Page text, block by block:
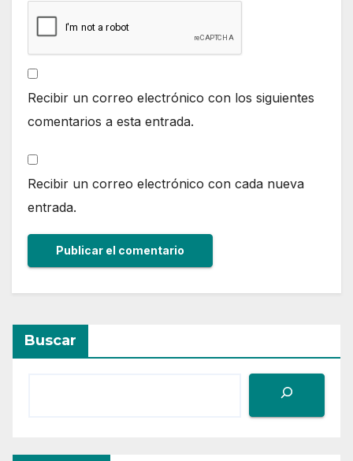
Recibir un correo electrónico con los siguientes
comentarios a esta entrada.
Recibir un correo electrónico con cada nueva
entrada.
Buscar